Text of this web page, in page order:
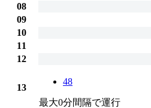
08
09
10
11
12
13
48
最大0分間隔で運行